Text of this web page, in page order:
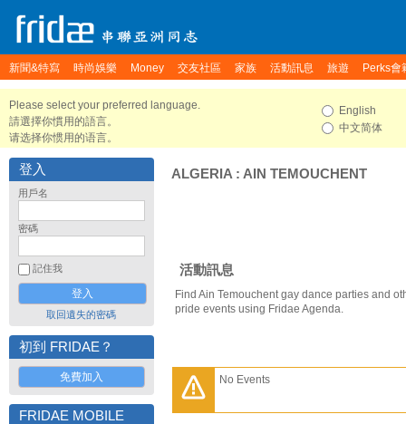
新聞&特寫 時尚娛樂 Money 交友社區 家族 活動訊息 旅遊 Perks會
Please select your preferred language.
請選擇你慣用的語言。
请选择你惯用的语言。
English
中文简体
登入
用戶名
密碼
記住我
取回遺失的密碼
初到 FRIDAE？
免費加入
FRIDAE MOBILE
ALGERIA : AIN TEMOUCHENT
活動訊息
Find Ain Temouchent gay dance parties and
pride events using Fridae Agenda.
No Events